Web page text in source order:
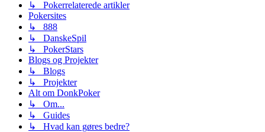
↳ Pokerrelaterede artikler
Pokersites
↳ 888
↳ DanskeSpil
↳ PokerStars
Blogs og Projekter
↳ Blogs
↳ Projekter
Alt om DonkPoker
↳ Om...
↳ Guides
↳ Hvad kan gøres bedre?